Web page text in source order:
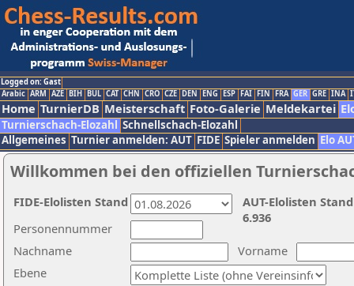
Logged on: Gast
Arabic ARM AZE BIH BUL CAT CHN CRO CZE DEN ENG ESP FAI FIN FRA GER GRE INA
Home TurnierDB Meisterschaft Foto-Galerie Meldekartei
Turnierschach-Elozahl Schnellschach-Elozahl
Allgemeines Turnier anmelden: AUT FIDE Spieler anmelden Elo
Willkommen bei den offiziellen
Nachname
Vorname
Ebene
Personennummer
AUT-Elolisten
6.936
FIDE-Elolisten Stand